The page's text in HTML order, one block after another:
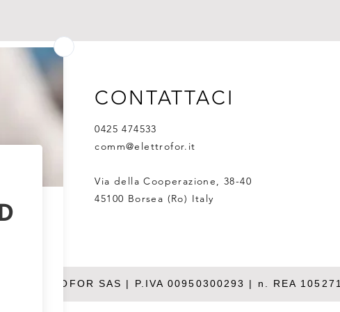
CONTATTACI
0425 474533
comm@elettrofor.it
Via della Cooperazione, 38-40
45100 Borsea (Ro) Italy
ELETTROFOR SAS | P.IVA 00950300293 | n. REA 105271